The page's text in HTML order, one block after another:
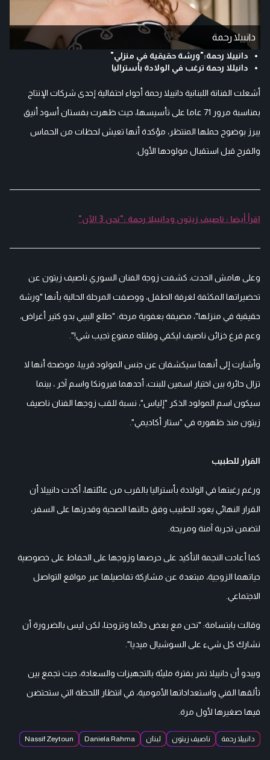
دانييلا رحمة
دانييلا رحمة:"ورشة حقيقية في منزلي"
دانيللا رحمة ترغب في الولادة بأستراليا
أشعلت الفنانة اللبنانية دانييلا رحمة أجواء احتفالية إحدى شركات الإنتاج
بمناسبة مرور 71 عاما على تأسيسها، حيث ظهرت بفستان أسود أنيق
يبرز بوضوح حملها المنتظر، مؤكدة أنها تعيش لحظات من الحماس
والفرح قبل استقبال مولودها الأول.
اقرأ أيضا : ناصيف زيتون ودانييلا رحمة :"نحن 3 الآن"
وعلى هامش الحدث، كشفت زوجة الفنان السوري ناصيف زيتون عن
تحضيراتها المكثفة لغرفة الطفل، ووصفت المرحلة الحالية بأنها "ورشة
حقيقية في منزلها"، مضيفة بعفوية مرحة: "طلع البيبي بدو كتير أغراض،
وعم فرغ خزائن ناصيف ليكفي وقلتله ممنوع تجيب شي!".
وأشارت إلى أنهما سيكشفان عن جنس المولود قريبا، موضحة أنها لا
تزال حائرة بين اختيار اسمين للبنت، أحدهما فيرونكا واسم آخر ، بينما
سيكون اسم المولود الذكر "إلياس"، نسبة للقب زوجها الفنان ناصيف
زيتون منذ ظهوره في "ستار أكاديمي".
القرار للطبيب
ورغم رغبتها في الولادة بأستراليا بالقرب من عائلتها، أكدت دانييلا أن
القرار النهائي يعود للطبيب وفق حالتها الصحية وقدرتها على السفر،
لتضمن تجربة آمنة ومريحة.
كما أعادت النجمة التأكيد على حرصها وزوجها على الحفاظ على خصوصية
حياتهما الزوجية، مبتعدة عن مشاركة تفاصيلها عبر مواقع التواصل
الاجتماعي.
وقالت بابتسامة: "نحن مع بعض دائما وتزوجنا، لكن ليس بالضرورة أن
نشارك كل شيء على السوشيال ميديا".
ويبدو أن دانييلا تمر بفترة مليئة بالتجهيزات والسعادة، حيث تجمع بين
تألقها الفني واستعداداتها الأمومية، في انتظار اللحظة التي ستحتضن
فيها صغيرها لأول مرة.
دانييلا رحمة ناصيف زيتون لبنان Daniela Rahma
Nassif Zeytoun